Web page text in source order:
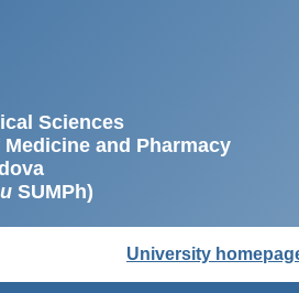
Sciences
and Pharmacy
SUMPh)
University